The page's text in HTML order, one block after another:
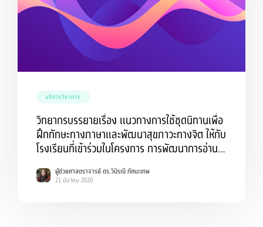
บริการวิชาการ
วิทยากรบรรยายเรื่อง แนวทางการใช้ชุดนิทานเพื่อ
ฝึกทักษะทางภาษาและพัฒนาสุขภาวะทางจิต ให้กับ
โรงเรียนที่เข้าร่วมในโครงการ การพัฒนาการอ่าน
ระดับประถมศึกษาในจังหวัดบุรีรัมย์ คณะครุศาสตร์
ผู้ช่วยศาสตราจารย์ ดร.วินิรณี ทัศนะเทพ
21 มีนาคม 2020